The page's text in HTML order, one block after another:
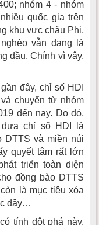
nhóm 4 - nhóm
quốc gia trên
khu vực châu Phi,
vẫn đang là
đầu. Chính vì vậy,
đây, chỉ số HDI
chuyển từ nhóm
đến nay. Do đó,
chỉ số HDI là
DTTS và miền núi
quyết tâm rất lớn
triển toàn diện
đồng bào DTTS
là mục tiêu xóa
đây…
tính đột phá này,